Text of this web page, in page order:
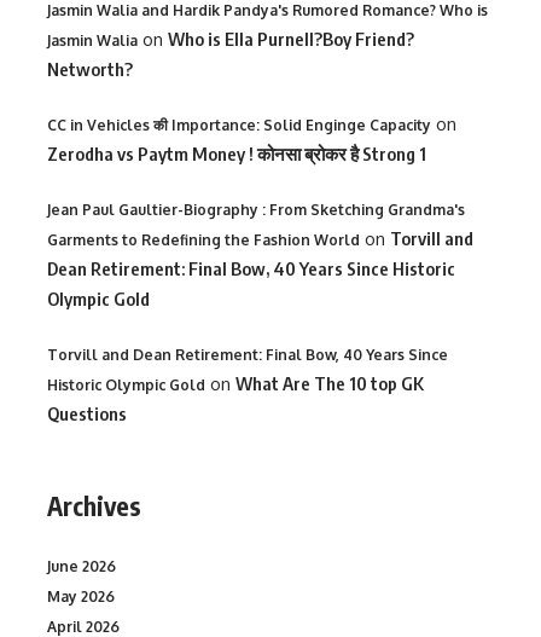
Jasmin Walia and Hardik Pandya's Rumored Romance? Who is
Jasmin Walia on Who is Ella Purnell?Boy Friend?
Networth?
CC in Vehicles की Importance: Solid Enginge Capacity on
Zerodha vs Paytm Money ! कोनसा ब्रोकर है Strong 1
Jean Paul Gaultier-Biography : From Sketching Grandma's
Garments to Redefining the Fashion World on Torvill and
Dean Retirement: Final Bow, 40 Years Since Historic
Olympic Gold
Torvill and Dean Retirement: Final Bow, 40 Years Since
Historic Olympic Gold on What Are The 10 top GK
Questions
Archives
June 2026
May 2026
April 2026